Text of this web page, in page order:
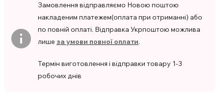
Замовлення відправляємо Новою поштою
накладеним платежем(оплата при отриманні) або
по повній оплаті. Відправка Укрпоштою можлива
лише за умови повної оплати.
Термін виготовлення і відправки товару 1-3
робочих днів